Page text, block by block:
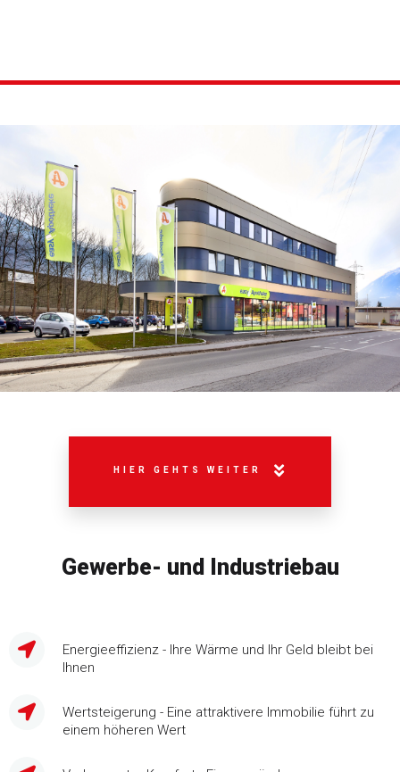
HIER GEHTS WEITER
Gewerbe- und Industriebau
Energieeffizienz - Ihre Wärme und Ihr Geld bleibt bei
Ihnen
Wertsteigerung - Eine attraktivere Immobilie führt zu
einem höheren Wert